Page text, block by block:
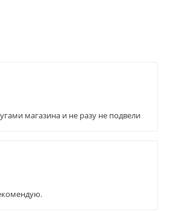
магазина и не разу не подвели